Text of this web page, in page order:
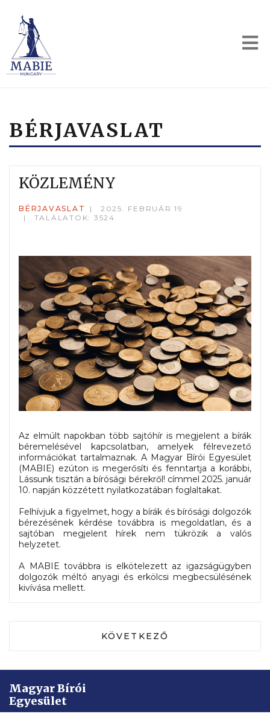
BÉRJAVASLAT
KÖZLEMÉNY
BÉRJAVASLAT
2025. FEBRUÁR 19
TALÁLATOK: 3524
Az elmúlt napokban több sajtóhír is megjelent a bírák
béremelésével kapcsolatban, amelyek félrevezető
információkat tartalmaznak. A Magyar Bírói Egyesület
(MABIE) ezúton is megerősíti és fenntartja a korábbi,
Lássunk tisztán a bírósági bérekről! címmel 2025. január
10. napján közzétett nyilatkozatában foglaltakat.
Felhívjuk a figyelmet, hogy a bírák és bírósági dolgozók
bérezésének kérdése továbbra is megoldatlan, és a
sajtóban megjelent hírek nem tükrözik a valós
helyzetet.
A MABIE továbbra is elkötelezett az igazságügyben
dolgozók méltó anyagi és erkölcsi megbecsülésének
kivívása mellett.
KÖVETKEZŐ CIKK:
KÖVETKEZŐ
Magyar Bírói
Egyesület